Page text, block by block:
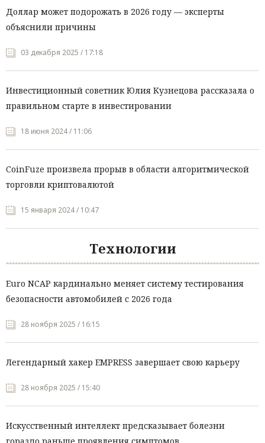
Доллар может подорожать в 2026 году — эксперты
объяснили причины
03 декабря 2025 / 17:18
Инвестиционный советник Юлия Кузнецова рассказала о
правильном старте в инвестировании
18 июня 2024 / 11:06
CoinFuze произвела прорыв в области алгоритмической
торговли криптовалютой
15 января 2024 / 10:47
Технологии
Euro NCAP кардинально меняет систему тестирования
безопасности автомобилей с 2026 года
28 ноября 2025 / 16:15
Легендарный хакер EMPRESS завершает свою карьеру
28 ноября 2025 / 15:40
Искусственный интеллект предсказывает болезни